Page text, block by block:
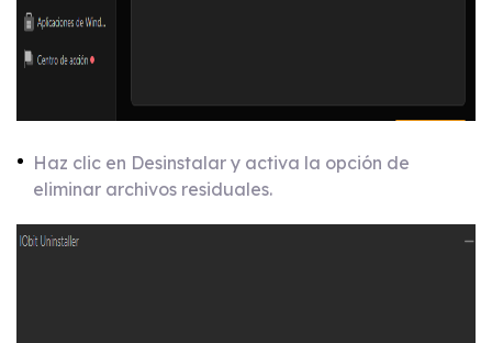
Haz clic en Desinstalar y activa la opción de
eliminar archivos residuales.